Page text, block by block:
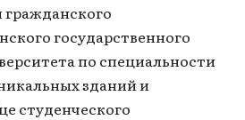
государственного
по специальности
зданий и
студенческого